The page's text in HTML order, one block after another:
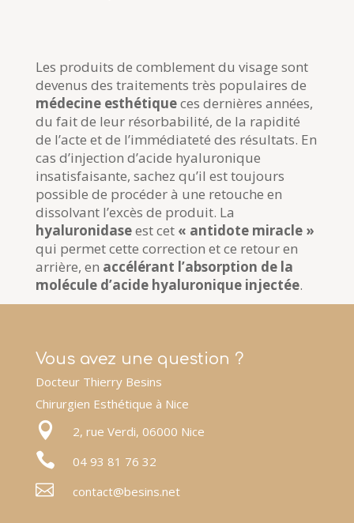
Les produits de comblement du visage sont
devenus des traitements très populaires de
médecine esthétiqueces dernières années,
du fait de leur résorbabilité, de la rapidité
de l’acte et de l’immédiateté des résultats. En
cas d’injection d’acide hyaluronique
insatisfaisante, sachez qu’il est toujours
possible de procéder à une retouche en
dissolvant l’excès de produit. La
hyaluronidaseest cet « antidote miracle »
qui permet cette correction et ce retour en
arrière, en accélérant l’absorption de la
molécule d’acide hyaluronique injectée.
Vous avez une question ?
Docteur Thierry Besins
Chirurgien Esthétique à Nice
 2, rue Verdi, 06000 Nice
 04 93 81 76 32
 contact@besins.net